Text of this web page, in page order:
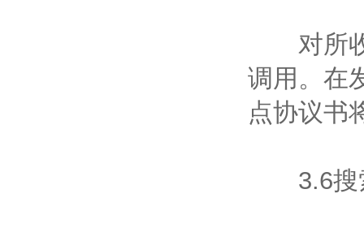
对所收
调用。在
点协议书
3.6搜